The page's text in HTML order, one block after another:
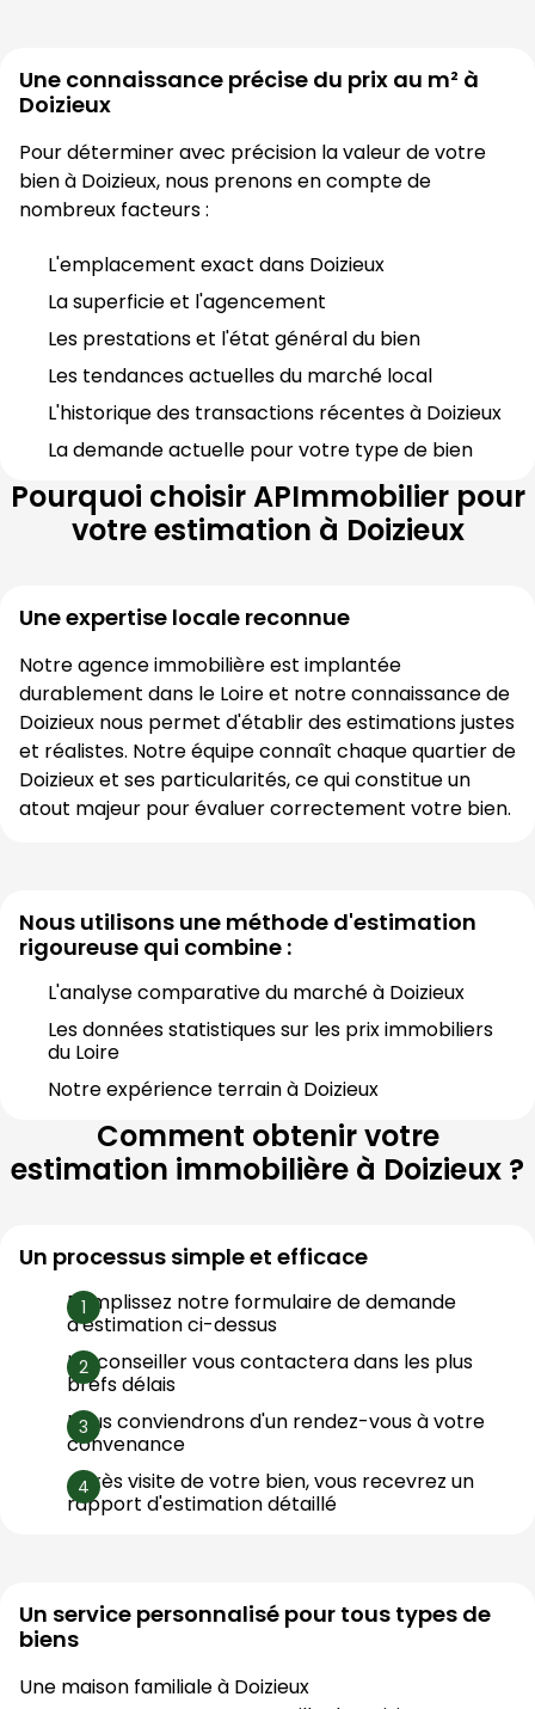
Une connaissance précise du prix au m² à
Doizieux
Pour déterminer avec précision la valeur de votre
bien à Doizieux, nous prenons en compte de
nombreux facteurs :
L'emplacement exact dans Doizieux
La superficie et l'agencement
Les prestations et l'état général du bien
Les tendances actuelles du marché local
L'historique des transactions récentes à Doizieux
La demande actuelle pour votre type de bien
Pourquoi choisirAPImmobilierpour
votre estimation à Doizieux
Une expertise locale reconnue
Notre agence immobilière est implantée
durablement dans le Loire
Doizieux nous permet d'établir des estimations justes
Doizieux et ses particularités, ce qui constitue un
atout majeur pour évaluer correctement votre bien.
Nous utilisons une méthode d'estimation
rigoureuse qui combine :
L'analyse comparative du marché à Doizieux
Les données statistiques sur les prix immobiliers
du Loire
Notre expérience terrain à Doizieux
Comment obtenir votre
estimation immobilière à Doizieux ?
Un processus simple et efficace
Remplissez notre formulaire de demande
d'estimation ci-dessus
Un conseiller vous contactera dans les plus
brefs délais
Nous conviendrons d'un rendez-vous à votre
convenance
Après visite de votre bien, vous recevrez un
rapport d'estimation détaillé
Un service personnalisé pour tous types de
biens
Une maison familiale à Doizieux